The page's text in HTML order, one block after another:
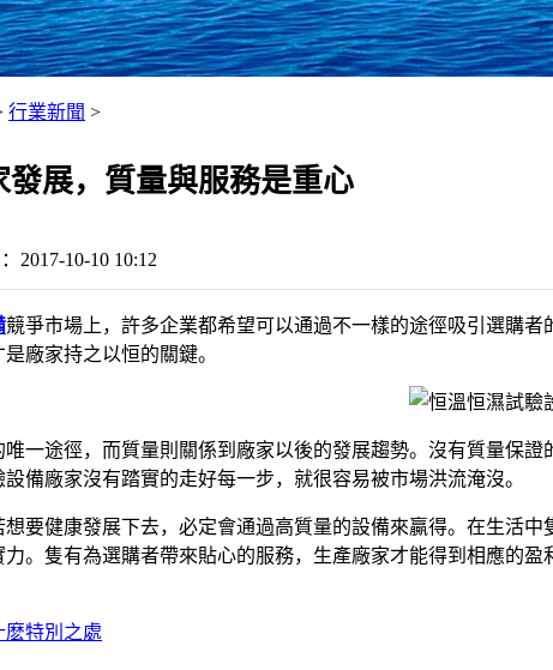
行業新聞 >
展，質量與服務是重心
2017-10-10 10:12
競爭市場上，許多企業都希望可以通過不一樣的途徑吸引選購
廠家持之以恒的關鍵。
途徑，而質量則關係到廠家以後的發展趨勢。沒有質量保證
備廠家沒有踏實的走好每一步，就很容易被市場洪流淹沒。
健康發展下去，必定會通過高質量的設備來贏得。在生活中
。隻有為選購者帶來貼心的服務，生產廠家才能得到相應的
麽特別之處